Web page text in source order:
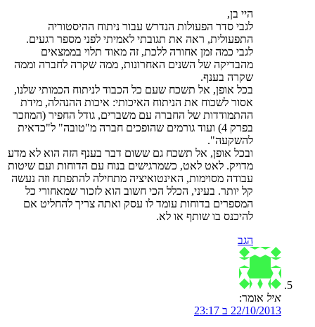
היי בן,
לגבי סדר הפעולות הנדרש עבור ניתוח ההיסטוריה
התפעולית, ראה את תגובתי לאמיתי לפני מספר רגעים.
לגבי כמה זמן אחורה ללכת, זה מאוד תלוי בממצאים
מהבדיקה של השנים האחרונות, ממה שקרה לחברה וממה
שקרה בענף.
בכל אופן, אל תשכח שעם כל הכבוד לניתוח הכמותי שלנו,
אסור לשכוח את הניתוח האיכותי: איכות ההנהלה, מידת
ההתמודדות של החברה עם משברים, גודל החפיר (המוזכר
בפרק 4) ועוד גורמים שהופכים חברה מ"טובה" ל"כדאית
להשקעה".
ובכל אופן, אל תשכח גם ששום דבר בענף הזה הוא לא מדע
מדויק. לאט לאט, כשמרגישים בנוח עם הדוחות ועם שיטות
עבודה מסוימות, האינטואיציה מתחילה להתפתח וזה נעשה
קל יותר. בעיני, הכלל הכי חשוב הוא לזכור שמאחורי כל
המספרים בדוחות עומד לו עסק ואתה צריך להחליט אם
להיכנס בו שותף או לא.
הגב
איל אומר:
22/10/2013 ב 23:17